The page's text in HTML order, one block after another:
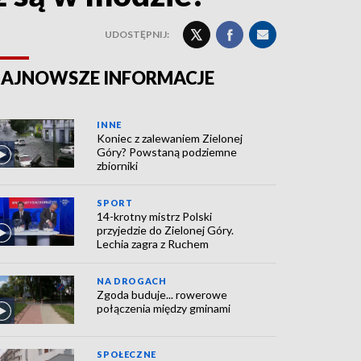
UDOSTĘPNIJ:
INFORMACJE
INNE
Koniec z zalewaniem Zielonej
Góry? Powstaną podziemne
zbiorniki
SPORT
14-krotny mistrz Polski
przyjedzie do Zielonej Góry.
Lechia zagra z Ruchem
NA DROGACH
Zgoda buduje... rowerowe
połączenia między gminami
SPOŁECZNE